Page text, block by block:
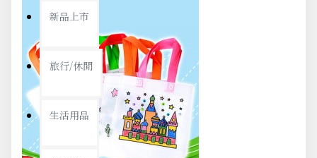
新品上市
旅行/休閒
生活用品